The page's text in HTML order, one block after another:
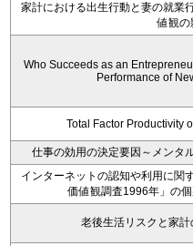
家計における出生行動と妻の就業
値観の
Who Succeeds as an
Performance of
Total Factor Productivity
仕事の効用の決定要因～メンタ
インターネットの認知や利用に
価値観調査1996年」の
老後生活リスクと家